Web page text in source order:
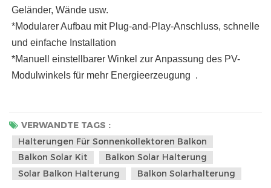
Geländer, Wände usw.
*Modularer Aufbau mit Plug-and-Play-Anschluss, schnelle
und einfache Installation
*Manuell einstellbarer Winkel zur Anpassung des PV-
Modulwinkels für mehr Energieerzeugung .
VERWANDTE TAGS :
Halterungen Für Sonnenkollektoren Balkon
Balkon Solar Kit
Balkon Solar Halterung
Solar Balkon Halterung
Balkon Solarhalterung